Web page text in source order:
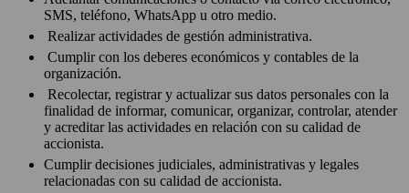
SMS, teléfono, WhatsApp u otro medio.
Realizar actividades de gestión administrativa.
Cumplir con los deberes económicos y contables de la
organización.
Recolectar, registrar y actualizar sus datos personales con la
finalidad de informar, comunicar, organizar, controlar, atender
y acreditar las actividades en relación con su calidad de
accionista.
Cumplir decisiones judiciales, administrativas y legales
relacionadas con su calidad de accionista.